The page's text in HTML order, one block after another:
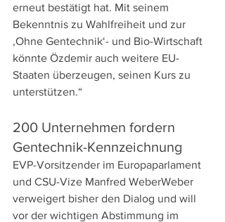
erneut bestätigt hat. Mit seinem
Bekenntnis zu Wahlfreiheit und zur
‚Ohne Gentechnik‘- und Bio-Wirtschaft
könnte Özdemir auch weitere EU-
Staaten überzeugen, seinen Kurs zu
unterstützen.“
200 Unternehmen fordern
Gentechnik-Kennzeichnung
EVP-Vorsitzender im Europaparlament
und CSU-Vize Manfred WeberWeber
verweigert bisher den Dialog und will
vor der wichtigen Abstimmung im